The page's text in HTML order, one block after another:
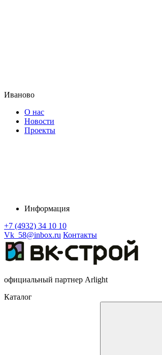
Иваново
О нас
Новости
Проекты
Информация
+7 (4932) 34 10 10
Vk_58@inbox.ru Контакты
официальный партнер Arlight
Каталог